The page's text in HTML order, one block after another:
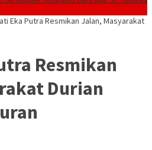
Eka Putra Resmikan Jalan, Masyarakat
Resmikan
Durian